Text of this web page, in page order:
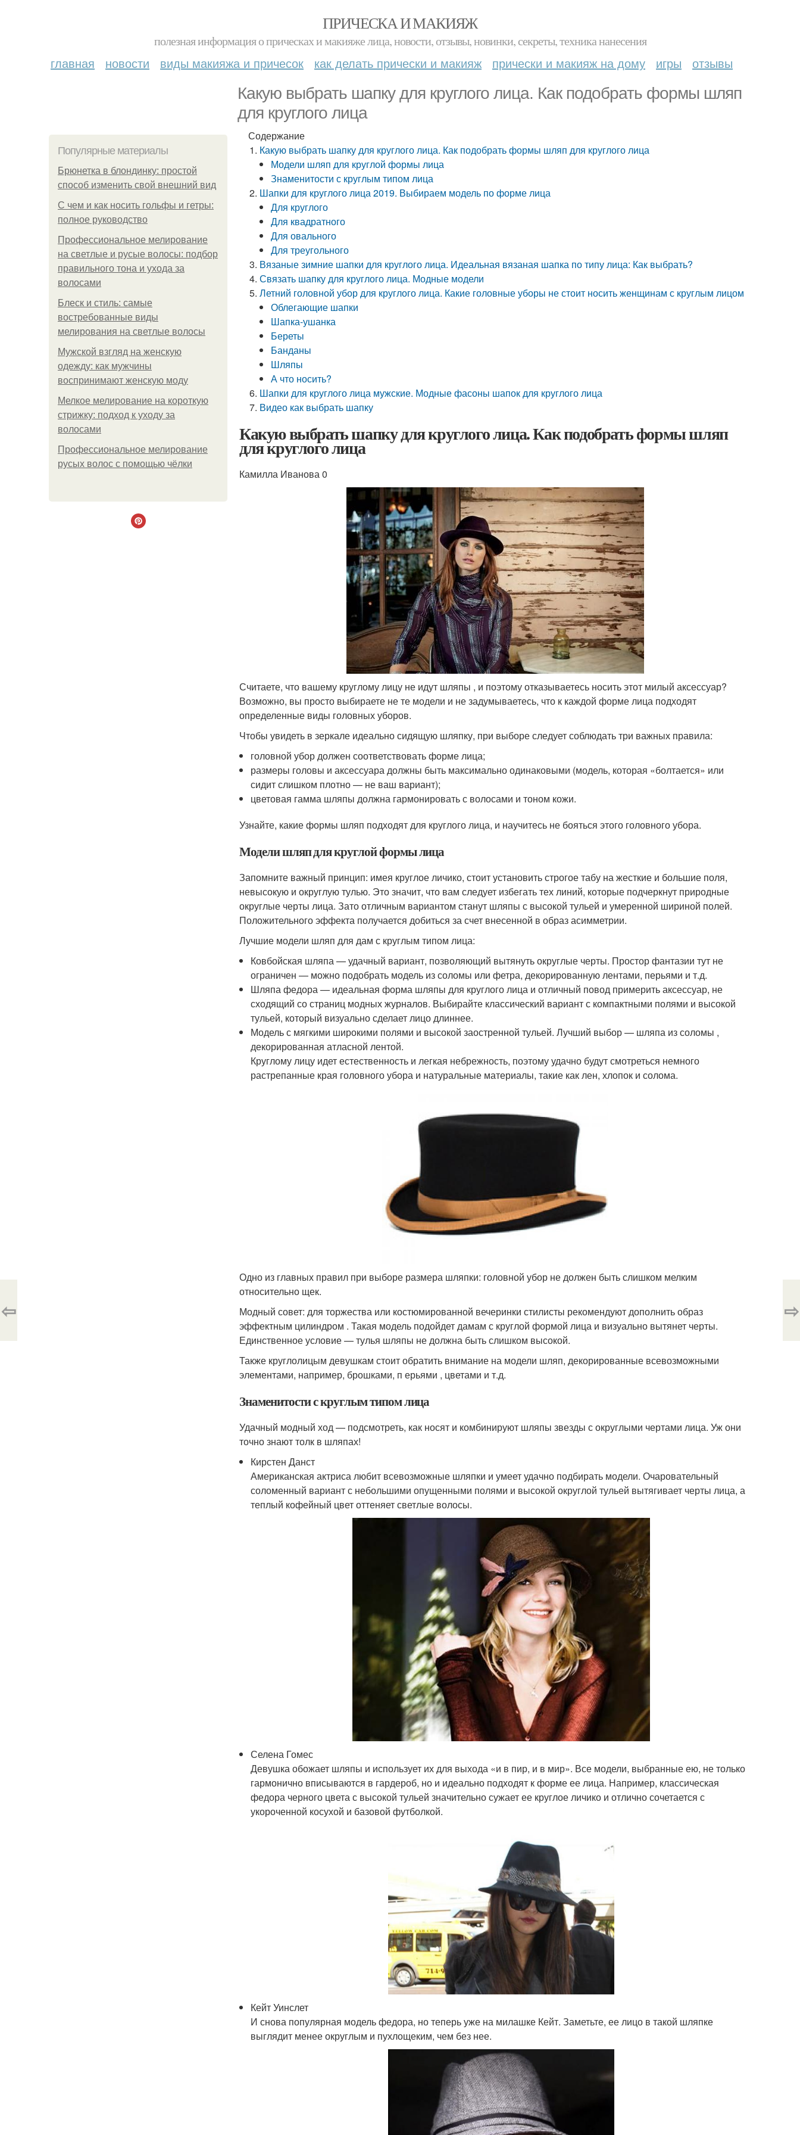
ПРИЧЕСКА И МАКИЯЖ
полезная информация о прическах и макияже лица, новости, отзывы, новинки, секреты, техника нанесения
главная новости виды макияжа и причесок как делать прически и макияж прически и макияж на дому игры отзывы
Какую выбрать шапку для круглого лица. Как подобрать формы шляп
для круглого лица
Популярные материалы
Брюнетка в блондинку: простой
способ изменить свой внешний вид
С чем и как носить гольфы и гетры:
полное руководство
Профессиональное мелирование
на светлые и русые волосы: подбор
правильного тона и ухода за
волосами
Блеск и стиль: самые
востребованные виды
мелирования на светлые волосы
Мужской взгляд на женскую
одежду: как мужчины
воспринимают женскую моду
Мелкое мелирование на короткую
стрижку: подход к уходу за
волосами
Профессиональное мелирование
русых волос с помощью чёлки
Содержание
Какую выбрать шапку для круглого лица. Как подобрать формы шляп для круглого лица
Модели шляп для круглой формы лица
Знаменитости с круглым типом лица
Шапки для круглого лица 2019. Выбираем модель по форме лица
Для круглого
Для квадратного
Для овального
Для треугольного
Вязаные зимние шапки для круглого лица. Идеальная вязаная шапка по типу лица: Как выбрать?
Связать шапку для круглого лица. Модные модели
Летний головной убор для круглого лица. Какие головные уборы не стоит носить женщинам с круглым лицом
Облегающие шапки
Шапка-ушанка
Береты
Банданы
Шляпы
А что носить?
Шапки для круглого лица мужские. Модные фасоны шапок для круглого лица
Видео как выбрать шапку
Какую выбрать шапку для круглого лица. Как подобрать формы шляп
для круглого лица
Камилла Иванова 0
Считаете, что вашему круглому лицу не идут шляпы , и поэтому отказываетесь носить этот милый аксессуар?
Возможно, вы просто выбираете не те модели и не задумываетесь, что к каждой форме лица подходят
определенные виды головных уборов.
Чтобы увидеть в зеркале идеально сидящую шляпку, при выборе следует соблюдать три важных правила:
головной убор должен соответствовать форме лица;
размеры головы и аксессуара должны быть максимально одинаковыми (модель, которая «болтается» или
сидит слишком плотно — не ваш вариант);
цветовая гамма шляпы должна гармонировать с волосами и тоном кожи.
Узнайте, какие формы шляп подходят для круглого лица, и научитесь не бояться этого головного убора.
Модели шляп для круглой формы лица
Запомните важный принцип: имея круглое личико, стоит установить строгое табу на жесткие и большие поля,
невысокую и округлую тулью. Это значит, что вам следует избегать тех линий, которые подчеркнут природные
округлые черты лица. Зато отличным вариантом станут шляпы с высокой тульей и умеренной шириной полей.
Положительного эффекта получается добиться за счет внесенной в образ асимметрии.
Лучшие модели шляп для дам с круглым типом лица:
Ковбойская шляпа — удачный вариант, позволяющий вытянуть округлые черты. Простор фантазии тут не
ограничен — можно подобрать модель из соломы или фетра, декорированную лентами, перьями и т.д.
Шляпа федора — идеальная форма шляпы для круглого лица и отличный повод примерить аксессуар, не
сходящий со страниц модных журналов. Выбирайте классический вариант с компактными полями и высокой
тульей, который визуально сделает лицо длиннее.
Модель с мягкими широкими полями и высокой заостренной тульей. Лучший выбор — шляпа из соломы ,
декорированная атласной лентой.
Круглому лицу идет естественность и легкая небрежность, поэтому удачно будут смотреться немного
растрепанные края головного убора и натуральные материалы, такие как лен, хлопок и солома.
Одно из главных правил при выборе размера шляпки: головной убор не должен быть слишком мелким
относительно щек.
Модный совет: для торжества или костюмированной вечеринки стилисты рекомендуют дополнить образ
эффектным цилиндром . Такая модель подойдет дамам с круглой формой лица и визуально вытянет черты.
Единственное условие — тулья шляпы не должна быть слишком высокой.
Также круглолицым девушкам стоит обратить внимание на модели шляп, декорированные всевозможными
элементами, например, брошками, п ерьями , цветами и т.д.
Знаменитости с круглым типом лица
Удачный модный ход — подсмотреть, как носят и комбинируют шляпы звезды с округлыми чертами лица. Уж они
точно знают толк в шляпах!
Кирстен Данст
Американская актриса любит всевозможные шляпки и умеет удачно подбирать модели. Очаровательный
соломенный вариант с небольшими опущенными полями и высокой округлой тульей вытягивает черты лица, а
теплый кофейный цвет оттеняет светлые волосы.
Селена Гомес
Девушка обожает шляпы и использует их для выхода «и в пир, и в мир». Все модели, выбранные ею, не только
гармонично вписываются в гардероб, но и идеально подходят к форме ее лица. Например, классическая
федора черного цвета с высокой тульей значительно сужает ее круглое личико и отлично сочетается с
укороченной косухой и базовой футболкой.
Кейт Уинслет
И снова популярная модель федора, но теперь уже на милашке Кейт. Заметьте, ее лицо в такой шляпке
выглядит менее округлым и пухлощеким, чем без нее.
⇦ ⇨